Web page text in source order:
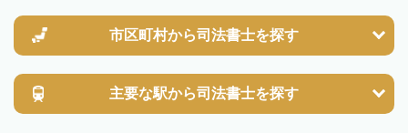
市区町村から司法書士を探す
主要な駅から司法書士を探す